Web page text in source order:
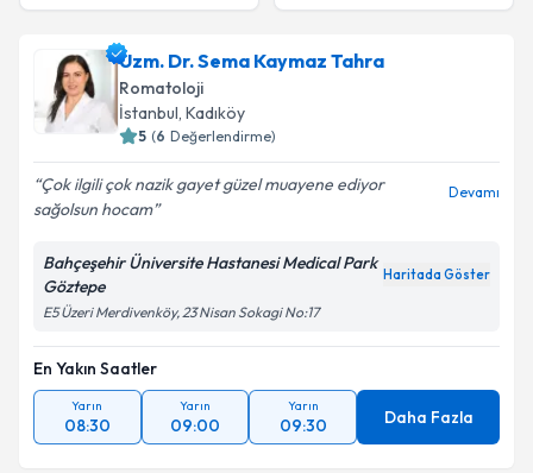
Uzm. Dr. Sema Kaymaz Tahra
Romatoloji
İstanbul, Kadıköy
5 (6 Değerlendirme)
Çok ilgili çok nazik gayet güzel muayene ediyor
sağolsun hocam
Devamı
Bahçeşehir Üniversite Hastanesi Medical Park
Göztepe
Haritada Göster
E5 Üzeri Merdivenköy, 23 Nisan Sokagi No:17
En Yakın Saatler
Yarın
08:30
Yarın
09:00
Yarın
09:30 Daha Fazla